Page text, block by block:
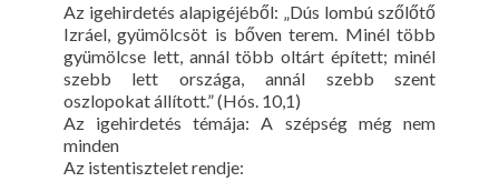
Az igehirdetés alapigéjéből: „Dús lombú szőlőtő
Izráel, gyümölcsöt is bőven terem. Minél több
gyümölcse lett, annál több oltárt épített; minél
szebb lett országa, annál szebb szent
oszlopokat állított.” (Hós. 10,1)
Az igehirdetés témája: A szépség még nem
minden
Az istentisztelet rendje: